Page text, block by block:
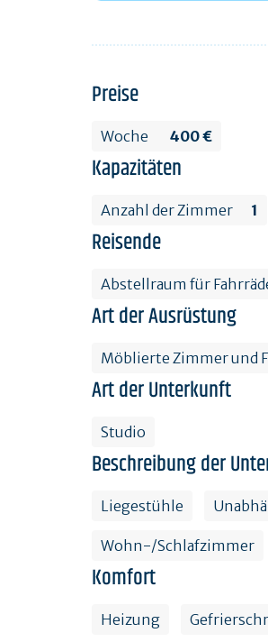
Preise
Woche 400 €
Kapazitäten
Anzahl der Zimmer 1
Reisende
Abstellraum für
Art der Ausrüstung
Möblierte Zimmer und
Art der Unterkunft
Studio
Beschreibung der
Liegestühle
Wohn-/Schlafzimmer
Komfort
Heizung